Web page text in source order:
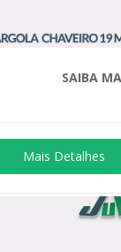
SAIBA
Mais Detalhes